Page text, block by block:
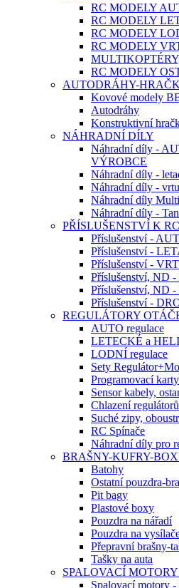
RC MODELY
RC MODELY
RC MODELY
RC MODELY
RC MODELY
AUTODRÁHY-
Kovové modely
Autodráhy
Konstruktivní
NÁHRADNÍ DÍLY
Náhradní díly -
VÝROBCE
Náhradní díly -
Náhradní díly -
Náhradní díly
Náhradní díly -
PŘÍSLUŠENSTVÍ K
Příslušenství -
Příslušenství -
Příslušenství -
Příslušenství, ND
Příslušenství, ND
Příslušenství -
REGULÁTORY
AUTO regulace
LETECKÉ a HELI
LODNÍ regulace
Sety
Programovací
Sensor kabely,
Chlazení regulátorů
Suché zipy,
RC Spínače
Náhradní díly pro
BRAŠNY-KUFRY-
Batohy
Ostatní pouzdra-
Pit bagy
Plastové boxy
Pouzdra na nářadí
Pouzdra na
Přepravní brašny-
Tašky na auta
SPALOVACÍ
Spalovací motory -